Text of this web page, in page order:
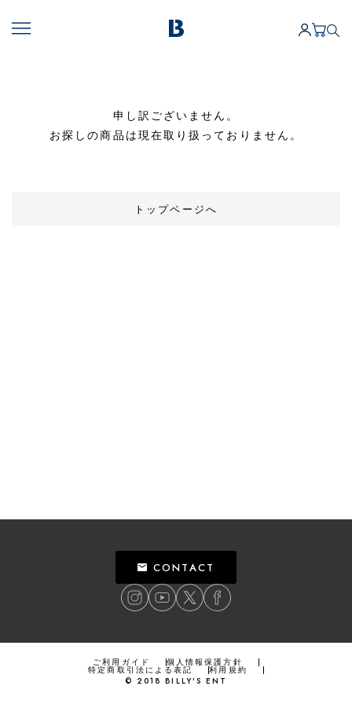
申し訳ございません。
お探しの商品は現在取り扱っておりません。
トップページへ
CONTACT
ご利用ガイド 個人情報保護方針
特定商取引法による表記
利用規約
© 2018 BILLY’S ENT